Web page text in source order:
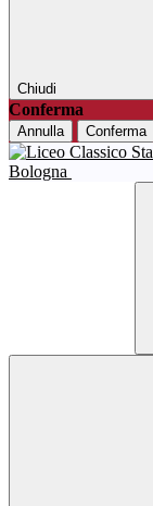
Chiudi
Conferma
Annulla Conferma
Bologna